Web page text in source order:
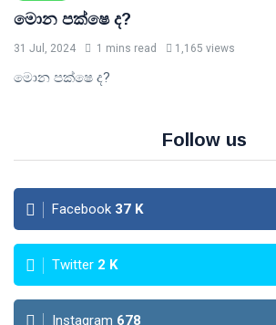
මොන පක්ෂෙ ද?
31 Jul, 2024 1 mins read 1,165 views
මොන පක්ෂෙ ද?
Follow us
Facebook 37 K
Twitter 2 K
Instagram 678